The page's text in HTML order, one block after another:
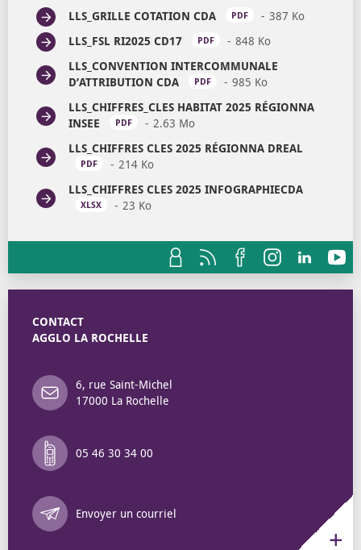
LLS_GRILLE COTATION CDA
PDF 387 Ko
LLS_FSL RI2025 CD17
PDF 848 Ko
LLS_CONVENTION INTERCOMMUNALE
D’ATTRIBUTION CDA
PDF 985 Ko
LLS_CHIFFRES_CLES HABITAT 2025 RÉGIONNA
INSEE
PDF 2.63 Mo
LLS_CHIFFRES CLES 2025 RÉGIONNA DREAL
PDF 214 Ko
LLS_CHIFFRES CLES 2025 INFOGRAPHIECDA
XLSX 23 Ko
CONTACT
AGGLO LA ROCHELLE
6, rue Saint-Michel
17000 La Rochelle
05 46 30 34 00
Envoyer un courriel
Annuaire